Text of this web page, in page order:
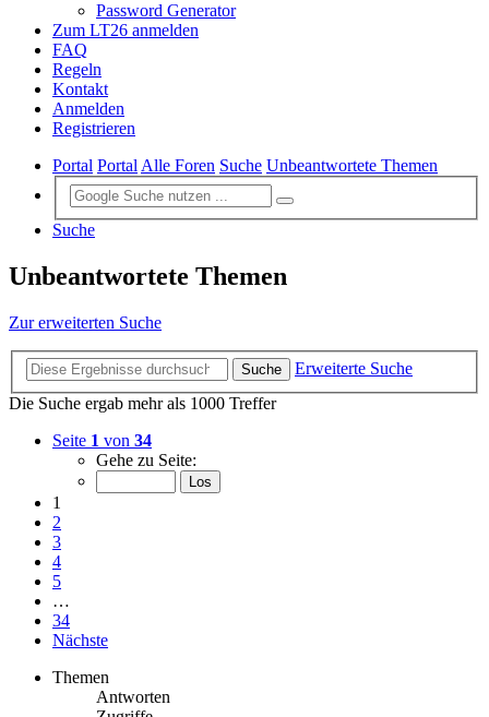
Password Generator
Zum LT26 anmelden
FAQ
Regeln
Kontakt
Anmelden
Registrieren
Portal PortalAlle Foren Suche Unbeantwortete Themen
Suche
Unbeantwortete Themen
Zur erweiterten Suche
Suche
Erweiterte Suche
Die Suche ergab mehr als 1000 Treffer
Seite 1 von 34
Gehe zu Seite:
1
2
3
4
5
…
34
Nächste
Themen
Antworten